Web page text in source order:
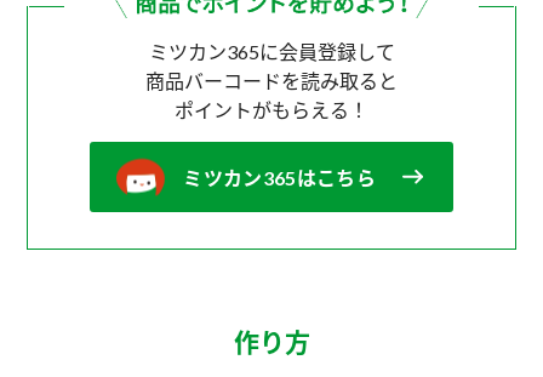
ミツカン365に会員登録して
商品バーコードを読み取ると
ポイントがもらえる！
ミツカン365はこちら
作り方